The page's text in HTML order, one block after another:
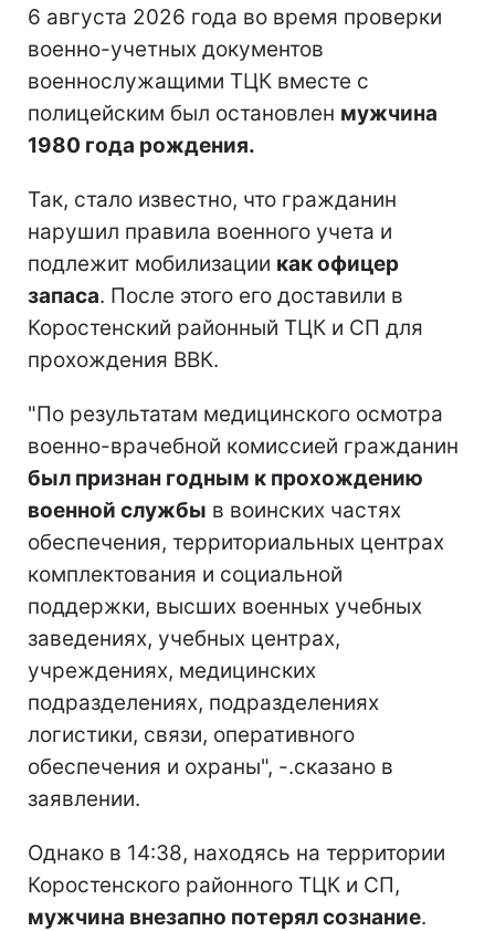
6 августа 2026 года во время проверки
военно-учетных документов
военнослужащими ТЦК вместе с
полицейским был остановлен мужчина
1980 года рождения.
Так, стало известно, что гражданин
нарушил правила военного учета и
подлежит мобилизации как офицер
запаса. После этого его доставили в
Коростенский районный ТЦК и СП для
прохождения ВВК.
"По результатам медицинского осмотра
военно-врачебной комиссией гражданин
был признан годным к прохождению
военной службы в воинских частях
обеспечения, территориальных центрах
комплектования и социальной
поддержки, высших военных учебных
заведениях, учебных центрах,
учреждениях, медицинских
подразделениях, подразделениях
логистики, связи, оперативного
обеспечения и охраны", -.сказано в
заявлении.
Однако в 14:38, находясь на территории
Коростенского районного ТЦК и СП,
мужчина внезапно потерял сознание.